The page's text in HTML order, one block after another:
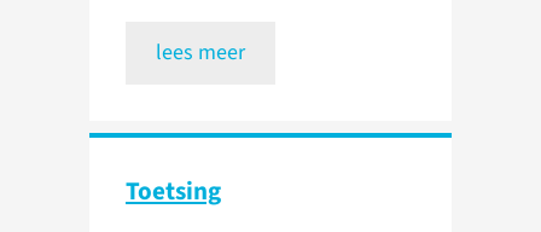
lees meer
Toetsing